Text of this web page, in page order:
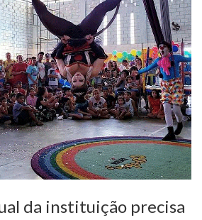
da instituição precisa